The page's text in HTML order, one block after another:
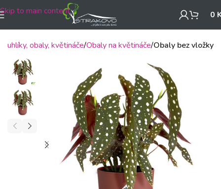
Skip to main content 0
Truhlíky, obaly, květináče Obaly na květináče Obaly bez vložky